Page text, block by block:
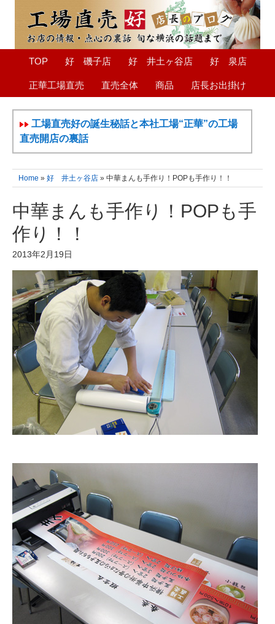
TOP 好 磯子店 好 井土ヶ谷店 好 泉店
正華工場直売 直売全体 商品 店長お出掛け
工場直売好の誕生秘話と本社工場“正華”の工場
直売開店の裏話
Home » 好 井土ヶ谷店 » 中華まんも手作り！POPも手作り！！
中華まんも手作り！POPも手
作り！！
2013年2月19日